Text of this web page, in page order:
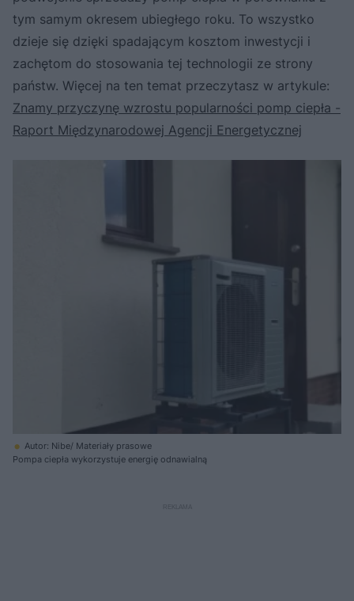
tym samym okresem ubiegłego roku. To wszystko
dzieje się dzięki spadającym kosztom inwestycji i
zachętom do stosowania tej technologii ze strony
państw. Więcej na ten temat przeczytasz w artykule:
Znamy przyczynę wzrostu popularności pomp ciepła -
Raport Międzynarodowej Agencji Energetycznej
Autor: Nibe/ Materiały prasowe
Pompa ciepła wykorzystuje energię odnawialną